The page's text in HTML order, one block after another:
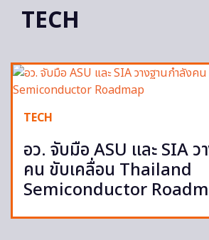
TECH
TECH
อว. จับมือ ASU และ SIA ว
คน ขับเคลื่อน Thailand
Semiconductor